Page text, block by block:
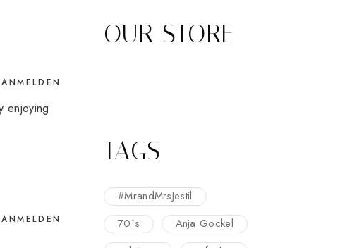
enjoying
OUR STORE
TAGS
#MrandMrsJestil
70`s
Anja Gockel